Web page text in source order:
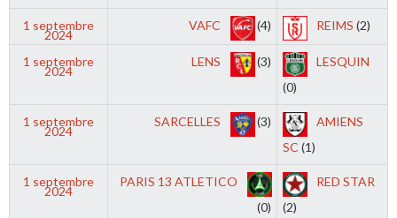
1 septembre
2024
VAFC (4) REIMS (2)
1 septembre
2024
LENS (3)
LESQUIN
(0)
1 septembre
2024
SARCELLES (3)
AMIENS
SC (1)
1 septembre
2024
PARIS 13 ATLETICO
(0)
RED STAR
(2)